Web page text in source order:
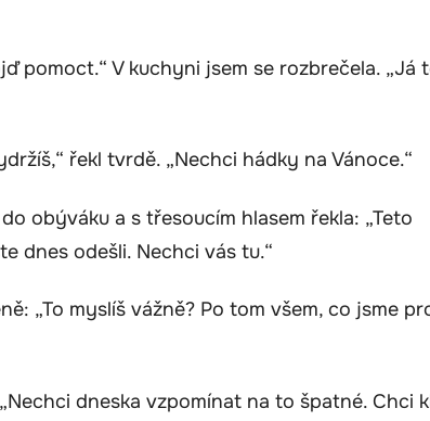
pomoct.“ V kuchyni jsem se rozbrečela. „Já
řekl tvrdě. „Nechci hádky na Vánoce.“
obýváku a s třesoucím hlasem řekla: „Teto
dnes odešli. Nechci vás tu.“
„To myslíš vážně? Po tom všem, co jsme
dneska vzpomínat na to špatné. Chci